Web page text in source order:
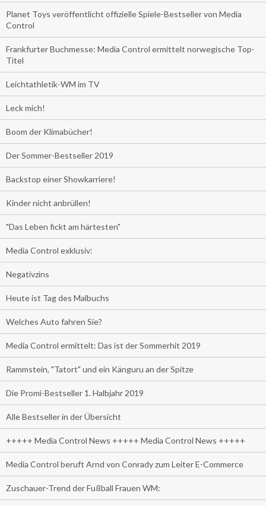
Planet Toys veröffentlicht offizielle Spiele-Bestseller von Media
Control
Frankfurter Buchmesse: Media Control ermittelt norwegische Top-
Titel
Leichtathletik-WM im TV
Leck mich!
Boom der Klimabücher!
Der Sommer-Bestseller 2019
Backstop einer Showkarriere!
Kinder nicht anbrüllen!
"Das Leben fickt am härtesten"
Media Control exklusiv:
Negativzins
Heute ist Tag des Malbuchs
Welches Auto fahren Sie?
Media Control ermittelt: Das ist der Sommerhit 2019
Rammstein, "Tatort" und ein Känguru an der Spitze
Die Promi-Bestseller 1. Halbjahr 2019
Alle Bestseller in der Übersicht
+++++ Media Control News +++++ Media Control News +++++
Media Control beruft Arnd von Conrady zum Leiter E-Commerce
Zuschauer-Trend der Fußball Frauen WM: